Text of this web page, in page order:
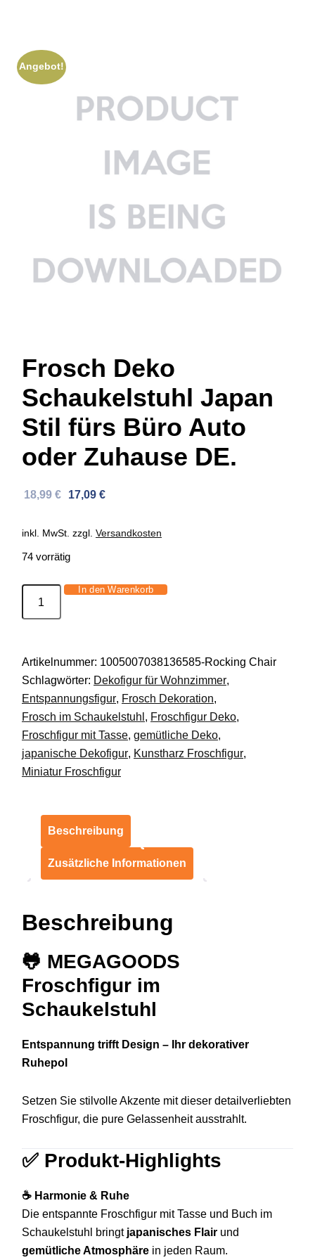
Angebot!
Frosch Deko
Schaukelstuhl Japan
Stil fürs Büro Auto
oder Zuhause DE.
Ursprünglicher
war:
18,99 €
Aktueller
ist:
17,09 €
inkl. MwSt. zzgl. Versandkosten
74 vorrätig
Stil
fürs
Büro
Auto
oder
Zuhause
DE.
In den Warenkorb
Artikelnummer: 1005007038136585-Rocking Chair
Schlagwörter: Dekofigur für Wohnzimmer,
Entspannungsfigur, Frosch Dekoration,
Frosch im Schaukelstuhl , Froschfigur Deko,
Froschfigur mit Tasse, gemütliche Deko,
japanische Dekofigur, Kunstharz Froschfigur,
Miniatur Froschfigur
Beschreibung
Zusätzliche Informationen
Beschreibung
🐸 MEGAGOODS
Froschfigur im
Schaukelstuhl
Entspannung trifft Design – Ihr dekorativer
Ruhepol
Setzen Sie stilvolle Akzente mit dieser detailverliebten
Froschfigur, die pure Gelassenheit ausstrahlt.
✅ Produkt-Highlights
☕ Harmonie & Ruhe
Die entspannte Froschfigur mit Tasse und Buch im
Schaukelstuhl bringt japanisches Flair und
gemütliche Atmosphäre in jeden Raum.